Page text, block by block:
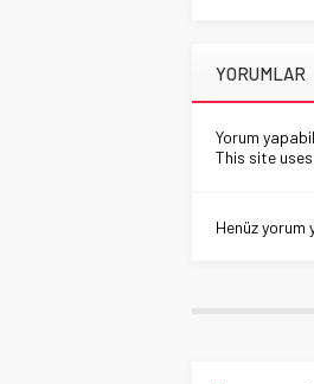
YORUMLAR
Yorum
This site
Henüz yorum